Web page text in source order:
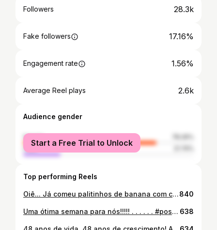
Followers 28.3k
Fake followers 17.16%
Engagement rate 1.56%
Average Reel plays 2.6k
Audience gender
female
male
Start a Free Trial to Unlock
Top performing Reels
Oiê... Já comeu palitinhos de banana com canela??? Pois é, eu amo fazer aqui em casa!!! Eu usei a massa de lasanha da @italianyoficial fica bem crocante, mas também pode ser feito com a massa de pastel! É muito simples de fazer!!! Eu recheei com o chimia de banana que tinha feito, mas se quiser pode apenas cortar a banana em cubinho, misturar com açúcar e canela. Fechar com ajuda de um garfo, para ficar bem fechado e fritar (no óleo ou na Airfryer) Depois só passar no açúcar com canela 😋 Gostou???? . . . . . #pastel #pasteldebanana #receita #receitasimples #donadecasa #influencer #amorporcozinhar #influsegundɑndo #gastronomy #pasteléitaliany #amopastel840
Uma ótima semana para nós!!!!! . . . . . . #positividade #amor #goodvibes #gratid #gratidao #frases #autoconhecimento #motiva #bomdia #felicidade #vida #floresçɑinflu #amorproprio #pensamentos #sucesso #autoestima #sabedoria @blogueirasdolarrs #desafioblogueirasdolarrs #blogueirasdolarrs 638